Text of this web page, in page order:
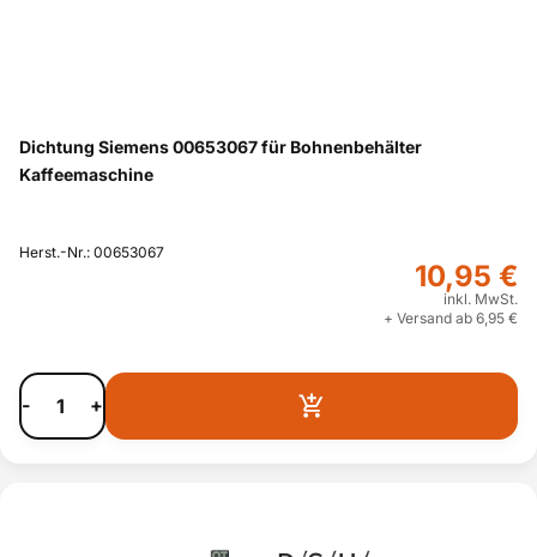
Dichtung Siemens 00653067 für Bohnenbehälter
Kaffeemaschine
Herst.-Nr.: 00653067
10,95 €
inkl. MwSt.
+ Versand ab 6,95 €
- +